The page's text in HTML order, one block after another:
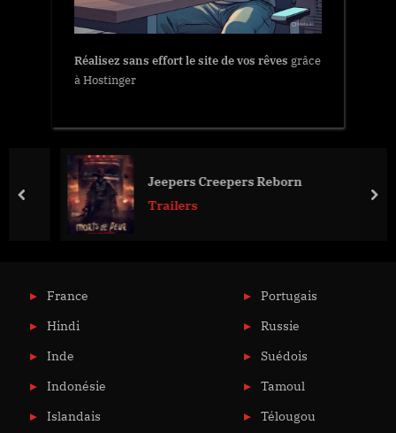
Réalisez sans effort le site de vos rêves grâce
à Hostinger
Jeepers Creepers Reborn
Trailers
prev
France
Hindi
Inde
Indonésie
Islandais
Portugais
Russie
Suédois
Tamoul
Télougou